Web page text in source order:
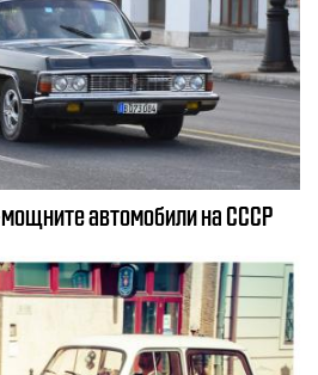
автомобили на СССР